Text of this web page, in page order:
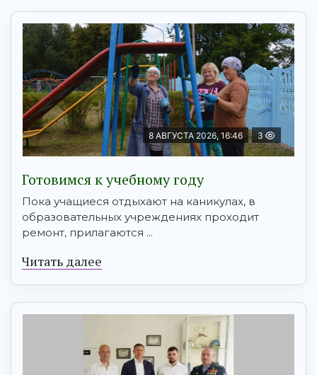
8 АВГУСТА 2026, 16:46 3
Готовимся к учебному году
Пока учащиеся отдыхают на каникулах, в
образовательных учреждениях проходит
ремонт, прилагаются ...
Читать далее